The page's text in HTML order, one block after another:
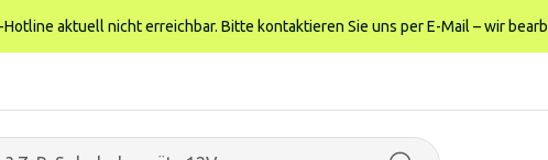
aktuell nicht erreichbar. Bitte kontaktieren Sie uns per E-Mail – wir